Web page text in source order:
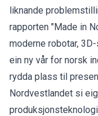
liknande
rapporten "Made in
moderne robotar,
ein ny vår for norsk
rydda plass til
Nordvestlandet si